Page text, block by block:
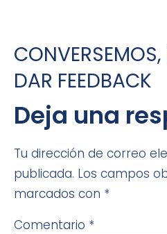
DAR FEEDBACK
Deja una
Tu dirección de correo
publicada. Los campos
marcados con *
Comentario *